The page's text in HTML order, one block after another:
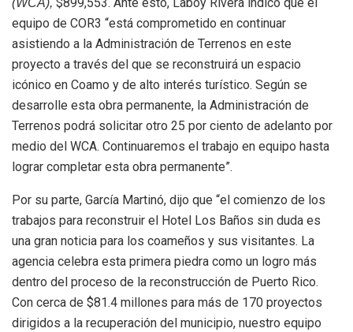
equipo de COR3 “está comprometido en continuar
asistiendo a la Administración de Terrenos en este
proyecto a través del que se reconstruirá un espacio
icónico en Coamo y de alto interés turístico. Según se
desarrolle esta obra permanente, la Administración de
Terrenos podrá solicitar otro 25 por ciento de adelanto por
medio del WCA. Continuaremos el trabajo en equipo hasta
lograr completar esta obra permanente”.
Por su parte, García Martinó, dijo que “el comienzo de los
trabajos para reconstruir el Hotel Los Baños sin duda es
una gran noticia para los coameños y sus visitantes. La
agencia celebra esta primera piedra como un logro más
dentro del proceso de la reconstrucción de Puerto Rico.
Con cerca de $81.4 millones para más de 170 proyectos
dirigidos a la recuperación del municipio, nuestro equipo